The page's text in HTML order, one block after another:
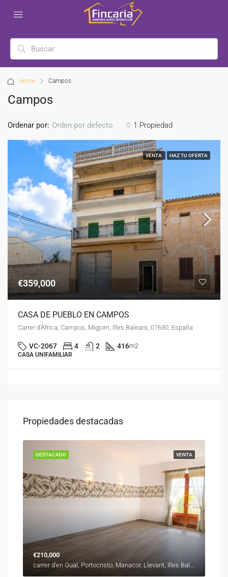
Home Campos
Campos
1 Propiedad
Ordenar por: Orden por defecto
VENTA HAZ TU OFERTA
€359,000
CASA DE PUEBLO EN CAMPOS
Carrer d'Àfrica, Campos, Migjorn, Illes Balears, 07630, España
VC-2067 4 2 416m2
CASA UNIFAMILIAR
Propiedades destacadas
VENTA
DESTACADO
€210,000
carrer d'en Gual, Portocristo, Manacor, Llevant, Illes Balears, 07680, España